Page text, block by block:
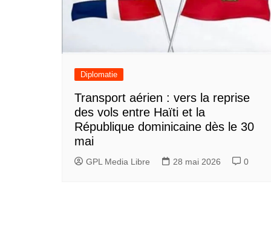
Diplomatie
Transport aérien : vers la reprise
des vols entre Haïti et la
République dominicaine dès le 30
mai
GPL Media Libre 28 mai 2026 0